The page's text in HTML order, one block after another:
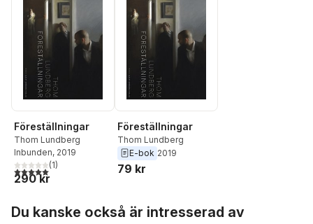
Föreställningar
Thom Lundberg
Inbunden, 2019
5,0utav 5 stjärnor. Totalt antal röster:
(1)
290 kr
Föreställningar
Thom Lundberg
E-bok 2019
79 kr
Du kanske också är intresserad av